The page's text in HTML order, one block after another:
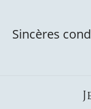
Sincères